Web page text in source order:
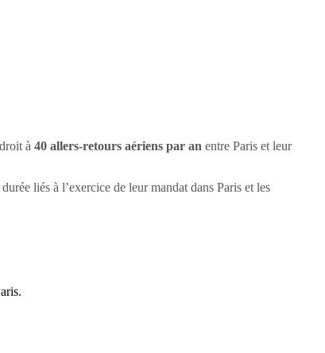
à 40 allers-retours aériens par an entre Paris et leur
liés à l’exercice de leur mandat dans Paris et les